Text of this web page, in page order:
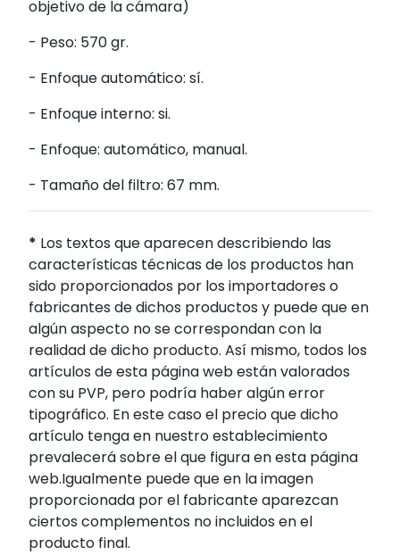
objetivo de la cámara)
- Peso: 570 gr.
- Enfoque automático: sí.
- Enfoque interno: si.
- Enfoque: automático, manual.
- Tamaño del filtro: 67 mm.
* Los textos que aparecen describiendo las
características técnicas de los productos han
sido proporcionados por los importadores o
fabricantes de dichos productos y puede que en
algún aspecto no se correspondan con la
realidad de dicho producto. Así mismo, todos los
artículos de esta página web están valorados
con su PVP, pero podría haber algún error
tipográfico. En este caso el precio que dicho
artículo tenga en nuestro establecimiento
prevalecerá sobre el que figura en esta página
web.Igualmente puede que en la imagen
proporcionada por el fabricante aparezcan
ciertos complementos no incluidos en el
producto final.